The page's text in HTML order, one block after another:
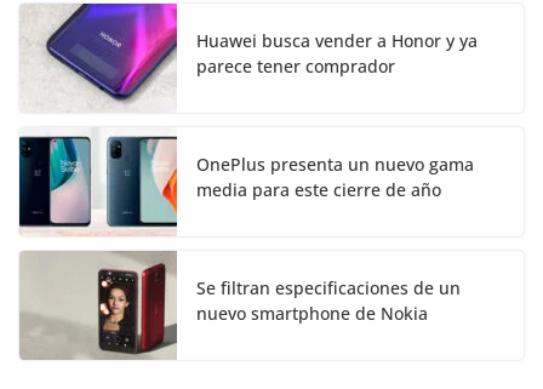
Huawei busca vender a Honor y ya
parece tener comprador
OnePlus presenta un nuevo gama
media para este cierre de año
Se filtran especificaciones de un
nuevo smartphone de Nokia